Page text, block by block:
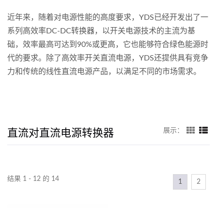
近年来，随着对电源性能的高度要求，YDS已经开发出了一
系列高效率DC-DC转换器，以开关电源技术的主流为基
础，效率最高可达到90%或更高，它也能够符合绿色能源时
代的要求。除了高效率开关直流电源，YDS还提供具有竞争
力和传统的线性直流电源产品，以满足不同的市场需求。
直流对直流电源转换器 展示：
结果 1 - 12 的 14 1 2